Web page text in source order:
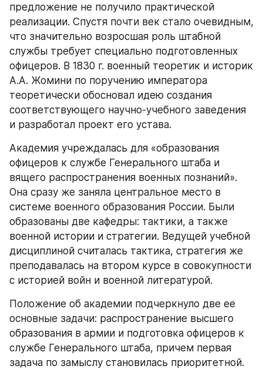
предложение не получило практической
реализации. Спустя почти век стало очевидным,
что значительно возросшая роль штабной
службы требует специально подготовленных
офицеров. В 1830 г. военный теоретик и историк
А.А. Жомини по поручению императора
теоретически обосновал идею создания
соответствующего научно-учебного заведения
и разработал проект его устава.
Академия учреждалась для «образования
офицеров к службе Генерального штаба и
вящего распространения военных познаний».
Она сразу же заняла центральное место в
системе военного образования России. Были
образованы две кафедры: тактики, а также
военной истории и стратегии. Ведущей учебной
дисциплиной считалась тактика, стратегия же
преподавалась на втором курсе в совокупности
с историей войн и военной литературой.
Положение об академии подчеркнуло две ее
основные задачи: распространение высшего
образования в армии и подготовка офицеров к
службе Генерального штаба, причем первая
задача по замыслу становилась приоритетной.